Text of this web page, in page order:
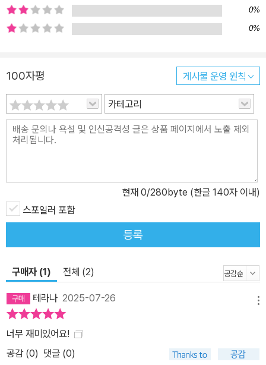
대가 필요하다. 그리고 완벽한 진실까지도. 소중한 드래곤과 가족, 친
구, 집을 구하기 위해, 그리고 금기에 손을 댄 제이든을 남몰래 치료하
새로운 희망을 발견할 수 있을까?《오닉스 스톰 1》은 “책장을 덮고 며
칠을 앓아누웠다”며 전편의 충격에서 벗어나지 못한 독자들에게 마
음의 평온을 주는 선택 대신, 지금껏 한 번도 디디지 않은 미지의 세
계, 그리고 더 위협적이고 더 매력적인 캐릭터들을 등장시켜 책장을
넘기는 내내 한 호흡도 긴장을 풀지 못하게 만든다. 전작들에서 바이
과 거대한 스케일로 라이더들이 인지하는 범위 너머의 드래곤이라는
예측 불가능한 미지와 그에 얽힌 수천 년의 신비를 파헤치며 극강의
재미와 흥분을 불러일으킨다. 바이올렛과 제이든이 서로의 불완전함
을 마침내 끌어안으며 내비치는 농후해진 감정의 진폭은 로맨스를 좋
라는 자신만의 무기로 드래곤 라이더가 된 바이올렛의 보법대로 오합
지졸에서 서서히 하나의 팀으로 완성되어가는 드래곤과 라이더 원정
대의 여정은 판타지에 열광하는 독자에게, 그리고 그 모두를 기대하
며 다음 이야기를 애타게 기다린 독자에게 《오닉스 스톰》은 만족 그
한 후 분권을 해달라는 수많은 요청이 뒤따랐다. 따라서 독자들의 손
0%
0%
100자평 게시물 운영 원칙
카테고리
현재 0/280byte (한글 140자 이내)
스포일러 포함
등록
구매자 (1) 전체 (2)
테라나 2025-07-26
너무 재미있어요!
공감 (0) 댓글 (0)